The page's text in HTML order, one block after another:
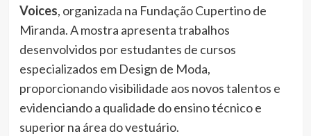
Voices, organizada na Fundação Cupertino de
Miranda. A mostra apresenta trabalhos
desenvolvidos por estudantes de cursos
especializados em Design de Moda,
proporcionando visibilidade aos novos talentos e
evidenciando a qualidade do ensino técnico e
superior na área do vestuário.